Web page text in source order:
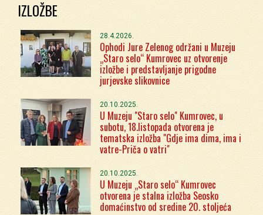
IZLOŽBE
28.4.2026.
Ophodi Jure Zelenog održani u Muzeju
„Staro selo“ Kumrovec uz otvorenje
izložbe i predstavljanje prigodne
jurjevske slikovnice
20.10.2025.
U Muzeju "Staro selo" Kumrovec, u
subotu, 18.listopada otvorena je
tematska izložba "Gdje ima dima, ima i
vatre-Priča o vatri"
20.10.2025.
U Muzeju „Staro selo“ Kumrovec
otvorena je stalna izložba Seosko
domaćinstvo od sredine 20. stoljeća